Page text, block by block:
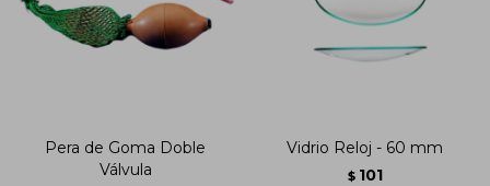
Pera de Goma Doble
Válvula
Vidrio Reloj - 60 mm
$ 101